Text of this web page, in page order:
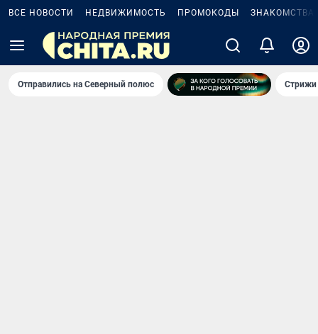
ВСЕ НОВОСТИ НЕДВИЖИМОСТЬ ПРОМОКОДЫ ЗНАКОМСТВА
Отправились на Северный полюс Стрижи